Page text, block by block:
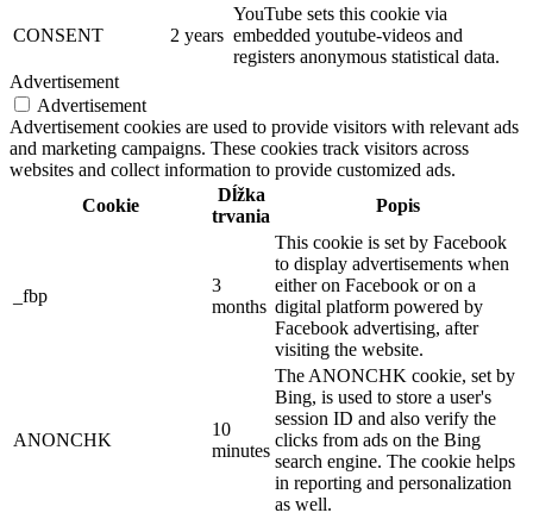
CONSENT 2 years
YouTube sets this cookie via
embedded youtube-videos and
registers anonymous statistical data.
Advertisement
Advertisement
Advertisement cookies are used to provide visitors with relevant ads
and marketing campaigns. These cookies track visitors across
websites and collect information to provide customized ads.
Cookie
Dĺžka
trvania
Popis
_fbp
3
months
This cookie is set by Facebook
to display advertisements when
either on Facebook or on a
digital platform powered by
Facebook advertising, after
visiting the website.
ANONCHK
10
minutes
The ANONCHK cookie, set by
Bing, is used to store a user's
session ID and also verify the
clicks from ads on the Bing
search engine. The cookie helps
in reporting and personalization
as well.